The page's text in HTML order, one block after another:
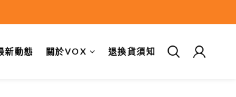
新動態 關於VOX 退換貨須知